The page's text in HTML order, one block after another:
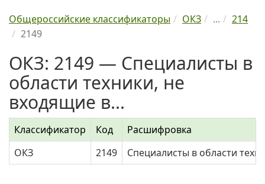
Общероссийские классификаторы ОКЗ ...
214
2149
ОКЗ: 2149 — Специалисты в
области техники, не
входящие в...
Классификатор Код
Расшифровка
ОКЗ
2149 Специалисты в области